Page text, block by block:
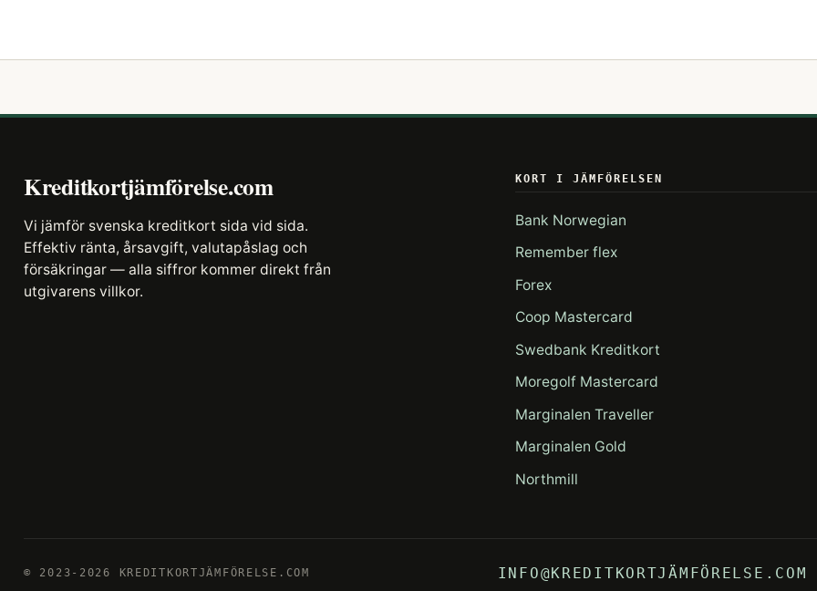
Kreditkortjämförelse.com
Vi jämför svenska kreditkort sida vid sida.
Effektiv ränta, årsavgift, valutapåslag och
försäkringar — alla siffror kommer direkt från
utgivarens villkor.
KORT I JÄMFÖRELSEN
Bank Norwegian
Remember flex
Forex
Coop Mastercard
Swedbank Kreditkort
Moregolf Mastercard
Marginalen Traveller
Marginalen Gold
Northmill
© 2023-2026 KREDITKORTJÄMFÖRELSE.COM INFO@KREDITKORTJÄMFÖRELSE.COM